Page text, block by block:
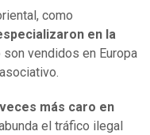
como
en la
son vendidos en Europa
más caro en
el tráfico ilegal